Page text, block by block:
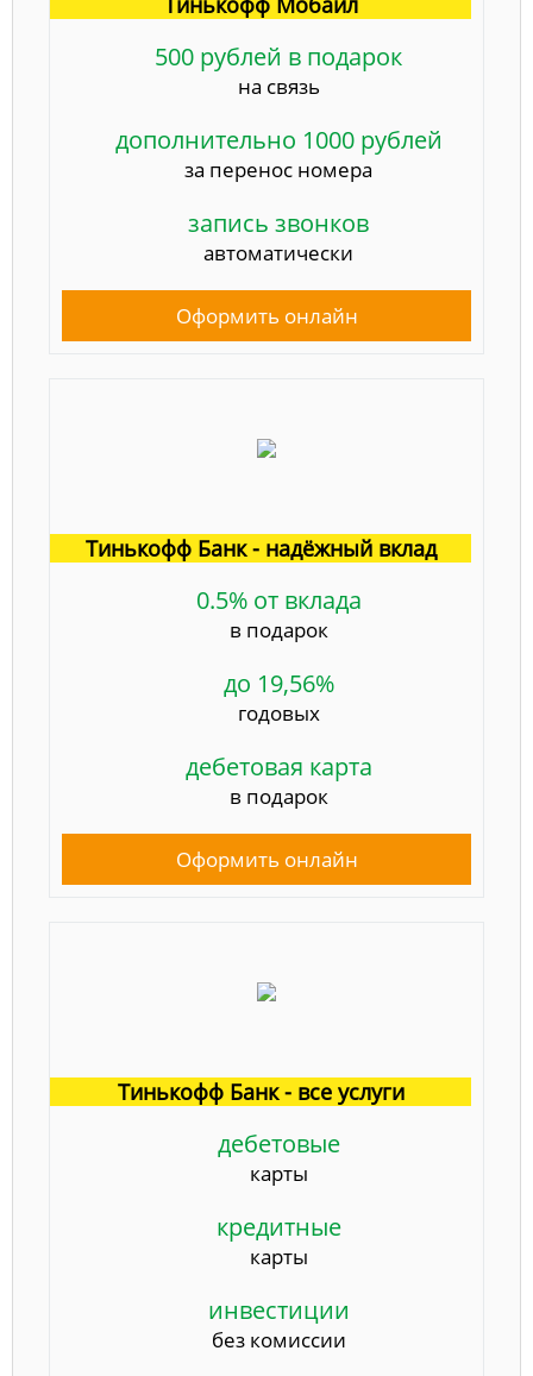
500 рублей в подарок
на связь
дополнительно 1000 рублей
за перенос номера
запись звонков
автоматически
Оформить онлайн
Тинькофф Банк - надёжный вклад
0.5% от вклада
в подарок
до 19,56%
годовых
дебетовая карта
в подарок
Оформить онлайн
Тинькофф Банк - все услуги
дебетовые
карты
кредитные
карты
инвестиции
без комиссии